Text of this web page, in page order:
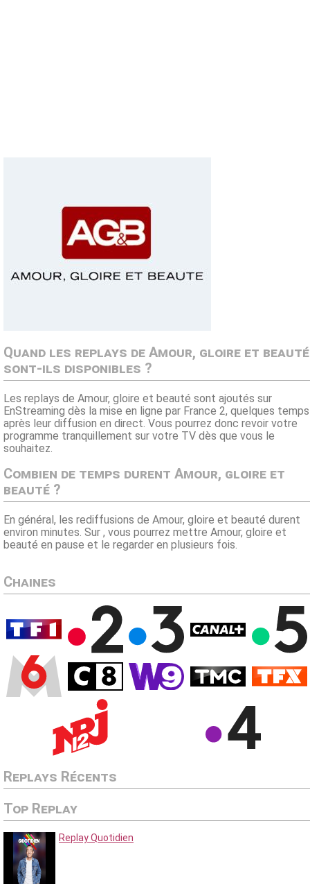
Quand les replays de Amour, gloire et beauté
sont-ils disponibles ?
Les replays de Amour, gloire et beauté sont ajoutés sur
EnStreaming dès la mise en ligne par France 2, quelques temps
après leur diffusion en direct. Vous pourrez donc revoir votre
programme tranquillement sur votre TV dès que vous le
souhaitez.
Combien de temps durent Amour, gloire et
beauté ?
En général, les rediffusions de Amour, gloire et beauté durent
environ minutes. Sur , vous pourrez mettre Amour, gloire et
beauté en pause et le regarder en plusieurs fois.
Chaines
Replays Récents
Top Replay
Replay Quotidien